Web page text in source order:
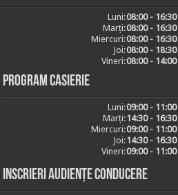
Luni:08:00 - 16:30
Marți:08:00 - 16:30
Miercuri:08:00 - 16:30
Joi:08:00 - 18:30
Vineri:08:00 - 14:00
Program casierie
Luni:09:00 - 11:00
Marți:14:30 - 16:30
Miercuri:09:00 - 11:00
Joi:14:30 - 16:30
Vineri:09:00 - 11:00
Inscrieri audiențe conducere